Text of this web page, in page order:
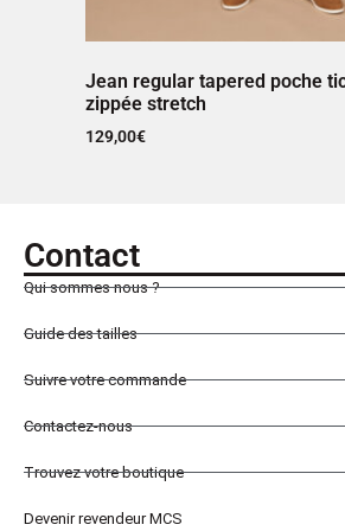
Jean regular tapered poche
zippée stretch
129,00€
Contact
Qui sommes nous ?
Guide des tailles
Suivre votre commande
Contactez-nous
Trouvez votre boutique
Devenir revendeur MCS